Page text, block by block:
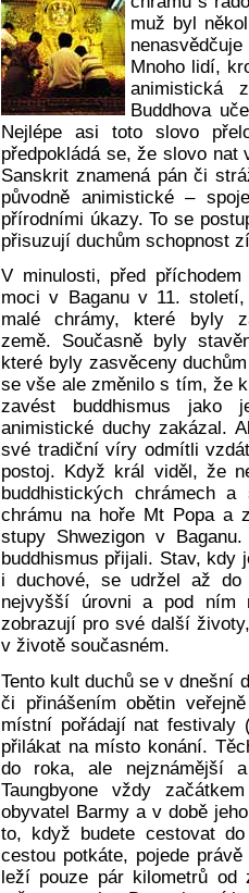
muž byl
Mnoho lidí,
animistická
Buddhova
Nejlépe asi toto slovo
předpokládá se, že slovo
Sanskrit znamená pán či
původně animistické –
přírodními úkazy. To se
přisuzují duchům schopnost
V minulosti, před
moci v Baganu v 11.
malé chrámy, které byly
země. Současně byly
které byly zasvěceny
se vše ale změnilo s tím, že
zavést buddhismus jako
animistické duchy zakázal.
své tradiční víry odmítli
postoj. Když král viděl, že
buddhistických chrámech
chrámu na hoře Mt Popa a
stupy Shwezigon v
buddhismus přijali. Stav, kdy
i duchové, se udržel až do
nejvyšší úrovni a pod ním
zobrazují pro své další
v životě současném.
Tento kult duchů se v dnešní
či přinášením obětin
místní pořádají nat festivaly
přilákat na místo konání.
do roka, ale nejznámější
Taungbyone vždy
obyvatel Barmy a v době
to, když budete cestovat
cestou potkáte, pojede
leží pouze pár kilometrů od